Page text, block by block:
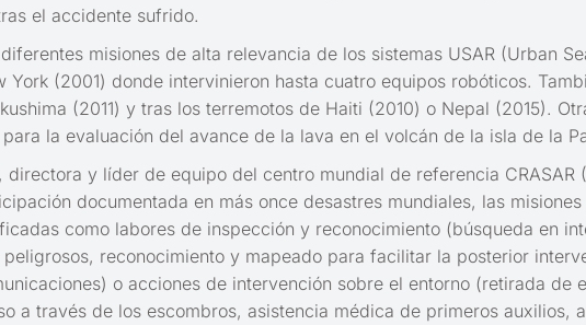
el accidente sufrido.
misiones de alta relevancia de los sistemas USAR (Urban
York (2001) donde intervinieron hasta cuatro equipos robóticos.
(2011) y tras los terremotos de Haiti (2010) o Nepal (2015).
la evaluación del avance de la lava en el volcán de la isla de la
y líder de equipo del centro mundial de referencia CRASAR
documentada en más once desastres mundiales, las
como labores de inspección y reconocimiento (búsqueda en
reconocimiento y mapeado para facilitar la posterior
o acciones de intervención sobre el entorno (retirada
a través de los escombros, asistencia médica de primeros auxilios,